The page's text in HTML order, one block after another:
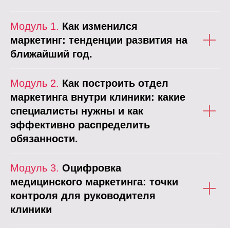
Модуль 1. Как изменился
маркетинг: тенденции развития на
ближайший год.
Модуль 2. Как построить отдел
маркетинга внутри клиники: какие
специалисты нужны и как
эффективно распределить
обязанности.
Модуль 3. Оцифровка
медицинского маркетинга: точки
контроля для руководителя
клиники